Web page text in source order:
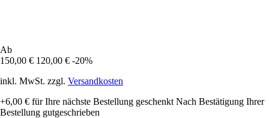
Ab
150,00 € 120,00 € -20%
inkl. MwSt. zzgl. Versandkosten
+6,00 € für Ihre nächste Bestellung geschenkt Nach Bestätigung Ihrer
Bestellung gutgeschrieben